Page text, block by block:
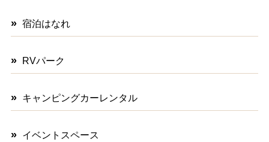
宿泊はなれ
RVパーク
キャンピングカーレンタル
イベントスペース